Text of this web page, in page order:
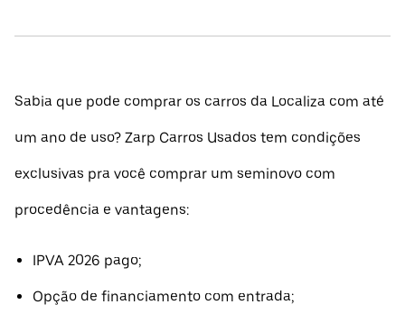
Sabia que pode comprar os carros da Localiza com até
um ano de uso? Zarp Carros Usados tem condições
exclusivas pra você comprar um seminovo com
procedência e vantagens:
IPVA 2026 pago;
Opção de financiamento com entrada;